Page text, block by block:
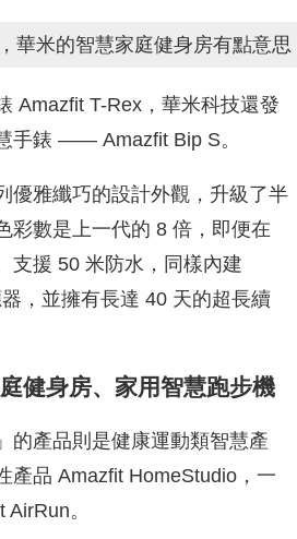
Amazfit T-Rex，華米科技還發
手錶 —— Amazfit Bip S。
優雅纖巧的設計外觀，升級了半
彩數是上一代的 8 倍，即便在
支援 50 米防水，同樣內建
，並擁有長達 40 天的超長續
健身房、家用智慧跑步機
的產品則是健康運動類智慧產
產品 Amazfit HomeStudio，一
。